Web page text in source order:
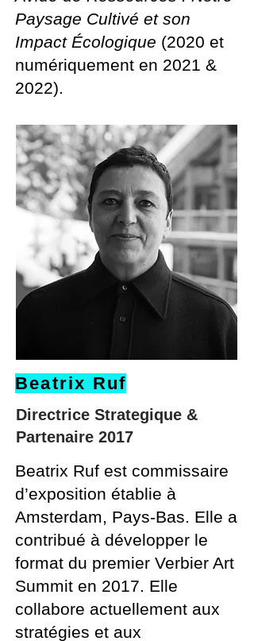
Paysage Cultivé et son
Impact Écologique (2020 et
numériquement en 2021 &
2022).
Beatrix Ruf
Directrice Strategique &
Partenaire 2017
Beatrix Ruf est commissaire
d’exposition établie à
Amsterdam, Pays-Bas. Elle a
contribué à développer le
format du premier Verbier Art
Summit en 2017. Elle
collabore actuellement aux
stratégies et aux